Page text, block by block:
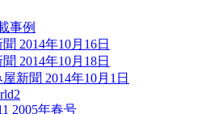
事例
2014年10月16日
2014年10月18日
新聞 2014年10月1日
2005年春号